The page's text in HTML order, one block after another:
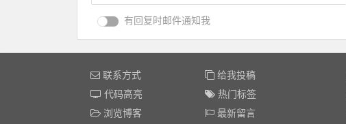
有回复时邮件通知我
联系方式
给我投稿
代码高亮
热门标签
浏览博客
最新留言